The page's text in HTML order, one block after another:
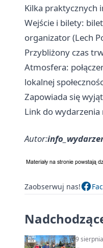
Kilka praktycznych
Wejście i bilety:
organizator (Lech
Przybliżony czas
Atmosfera:
lokalnej
Zapowiada się
Link do wydarzenia
Autor:
Zaobserwuj nas!
9